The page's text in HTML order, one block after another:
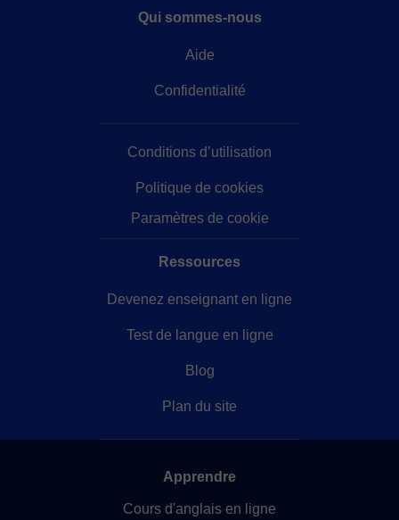
Qui sommes-nous
Aide
Confidentialité
Conditions d’utilisation
Politique de cookies
Paramètres de cookie
Ressources
Devenez enseignant en ligne
Test de langue en ligne
Blog
Plan du site
Apprendre
Cours d'anglais en ligne